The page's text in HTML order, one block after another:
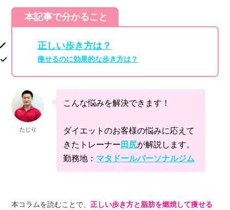
本記事で分かること
正しい歩き方は？
痩せるのに効果的な歩き方は？
たじり
こんな悩みを解決できます！
ダイエットのお客様の悩みに応えて
きたトレーナー 田尻が解説します。
勤務地： マタドールパーソナルジム
本コラムを読むことで、正しい歩き方と脂肪を燃焼して痩せる